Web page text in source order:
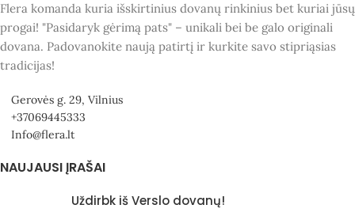
Flera komanda kuria išskirtinius dovanų rinkinius bet kuriai jūsų
progai! "Pasidaryk gėrimą pats" – unikali bei be galo originali
dovana. Padovanokite naują patirtį ir kurkite savo stipriąsias
tradicijas!
Gerovės g. 29, Vilnius
+37069445333
Info@flera.lt
NAUJAUSI ĮRAŠAI
Uždirbk iš Verslo dovanų!